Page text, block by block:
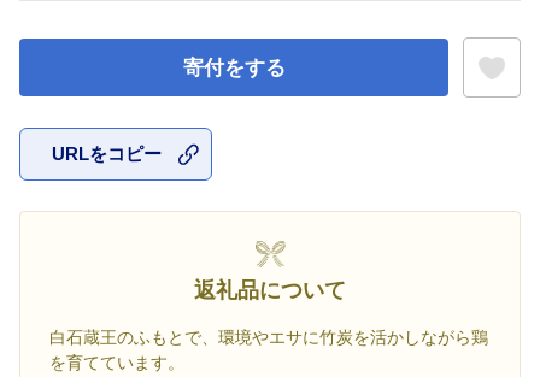
寄付をする
URLをコピー
返礼品について
白石蔵王のふもとで、環境やエサに竹炭を活かしながら鶏
を育てています。